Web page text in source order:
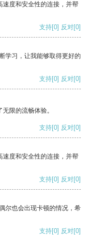
度和安全性的连接，并帮
支持[0] 反对[0]
学习，让我能够取得更好的
支持[0] 反对[0]
限的流畅体验。
支持[0] 反对[0]
度和安全性的连接，并帮
支持[0] 反对[0]
尔也会出现卡顿的情况，希
支持[0] 反对[0]